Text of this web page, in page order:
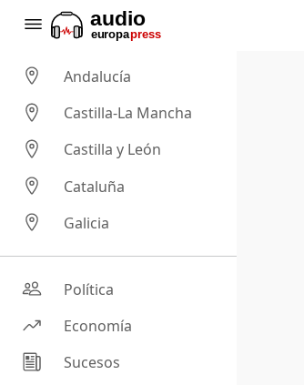
Andalucía
Castilla-La Mancha
Castilla y León
Cataluña
Galicia
Política
Economía
Sucesos